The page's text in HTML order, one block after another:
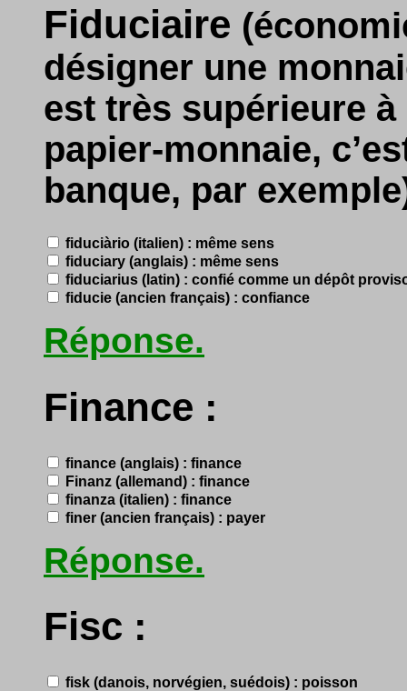
Fiduciaire
désigner une
est très supérieure
papier-monnaie,
banque, par
fiduciàrio (italien) : même sens
fiduciary (anglais) : même sens
fiduciarius (latin) : confié comme un dépôt
fiducie (ancien français) : confiance
Réponse.
Finance :
finance (anglais) : finance
Finanz (allemand) : finance
finanza (italien) : finance
finer (ancien français) : payer
Réponse.
Fisc :
fisk (danois, norvégien, suédois) : poisson